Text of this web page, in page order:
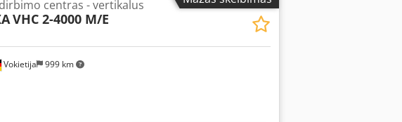
galia: 30 kW Sukimo momentas: 143 Nm Įrankio
sukamasis stalas: AXA RTA 4L-520 Diskas: Ø 520
centras: rankinis, viršūnės aukštis 280 mm Staklių
5,2 x 3,4 x 3,3 m Įrangos ypatybės Vidinis
– kairėje, integruota 200 l aušinimo skysčio talpa
jutiklis: 3D, Renishaw RMP 60 su RMI imtuvu
suspaustu oru arba emulsija Tiesioginė padėties
plokščiosios kreiptuvės Priešpriešinio judėjimo
Vokietija 999 km
centras - vertikalus
VHC 2-4000 M/E